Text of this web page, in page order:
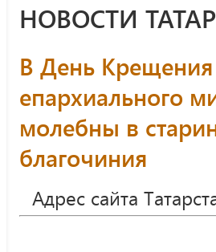
НОВОСТИ
В День
епархиального
молебны в
благочиния
Адрес сайта